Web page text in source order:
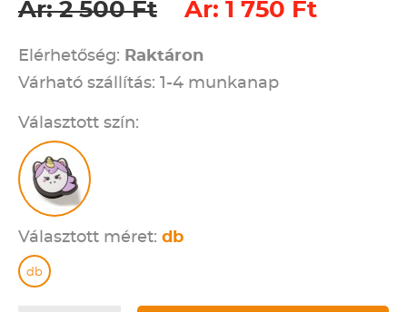
Ár: 2 500 Ft
Ár: 1 750 Ft
Elérhetőség: Raktáron
Várható szállítás: 1-4 munkanap
Választott szín:
Választott méret: db
db